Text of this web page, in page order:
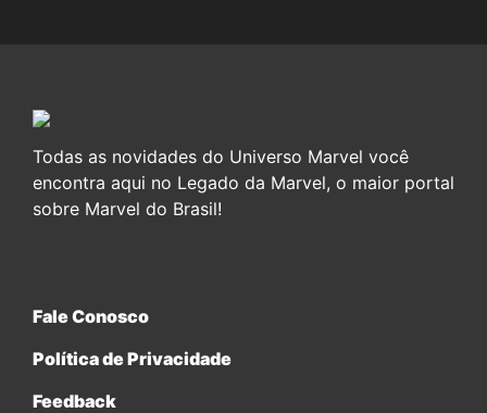
Todas as novidades do Universo Marvel você
encontra aqui no Legado da Marvel, o maior portal
sobre Marvel do Brasil!
Fale Conosco
Política de Privacidade
Feedback